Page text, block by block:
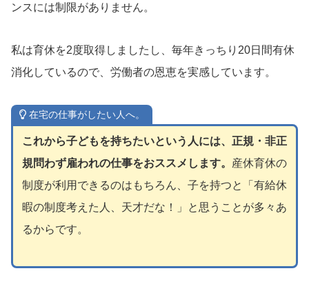
ンスには制限がありません。
私は育休を2度取得しましたし、毎年きっちり20日間有休
消化しているので、労働者の恩恵を実感しています。
在宅の仕事がしたい人へ。
これから子どもを持ちたいという人には、正規・非正
規問わず雇われの仕事をおススメします。 産休育休の
制度が利用できるのはもちろん、子を持つと「有給休
暇の制度考えた人、天才だな！」と思うことが多々あ
るからです。